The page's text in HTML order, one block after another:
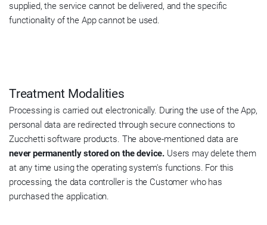
supplied, the service cannot be delivered, and the specific
functionality of the App cannot be used.
Treatment Modalities
Processing is carried out electronically. During the use of the App,
personal data are redirected through secure connections to
Zucchetti software products. The above-mentioned data are
never permanently stored on the device. Users may delete them
at any time using the operating system's functions. For this
processing, the data controller is the Customer who has
purchased the application.